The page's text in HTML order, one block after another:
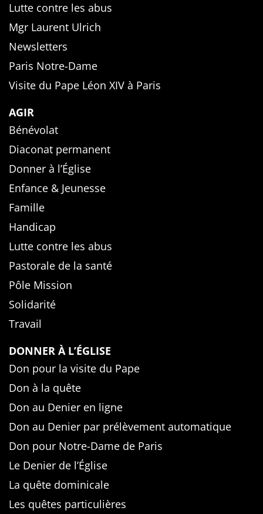
Lutte contre les abus
Mgr Laurent Ulrich
Newsletters
Paris Notre-Dame
Visite du Pape Léon XIV à Paris
AGIR
Bénévolat
Diaconat permanent
Donner à l’Église
Enfance & Jeunesse
Famille
Handicap
Lutte contre les abus
Pastorale de la santé
Pôle Mission
Solidarité
Travail
DONNER À L’ÉGLISE
Don pour la visite du Pape
Don à la quête
Don au Denier en ligne
Don au Denier par prélèvement automatique
Don pour Notre-Dame de Paris
Le Denier de l’Église
La quête dominicale
Les quêtes particulières